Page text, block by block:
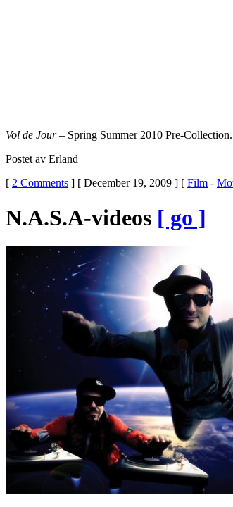
Vol de Jour– Spring Summer 2010 Pre-
Postet av Erland
[ 2 Comments ] [ December 19, 2009 ] [ Film -
N.A.S.A-videos [ go ]